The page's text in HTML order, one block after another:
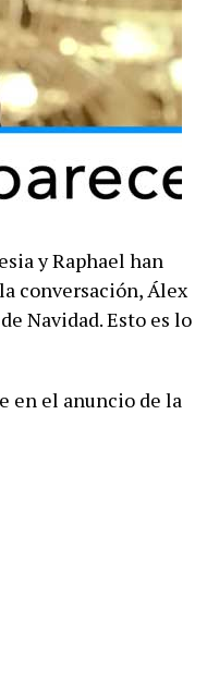
y Raphael han
conversación, Álex
Navidad. Esto es lo
en el anuncio de la